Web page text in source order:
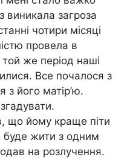
загроза
чотири місяці
провела в
же період наші
Все почалося з
його матір’ю.
що йому краще піти
буде жити з одним
на розлучення.